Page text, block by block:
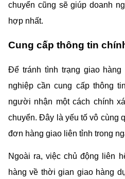
chuyển cũng sẽ giúp doanh
hợp nhất.
Cung cấp thông tin
Để tránh tình trạng giao hàng
nghiệp cần cung cấp thông
người nhận một cách chính
chuyển. Đây là yếu tố vô cùng
đơn hàng giao liên tỉnh trong
Ngoài ra, việc chủ động liên
hàng về thời gian giao hàng